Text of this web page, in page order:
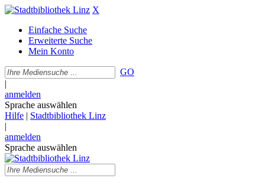
X
Einfache Suche
Erweiterte Suche
Mein Konto
GO
|
anmelden
Sprache auswählen
Hilfe | Stadtbibliothek Linz
|
anmelden
Sprache auswählen